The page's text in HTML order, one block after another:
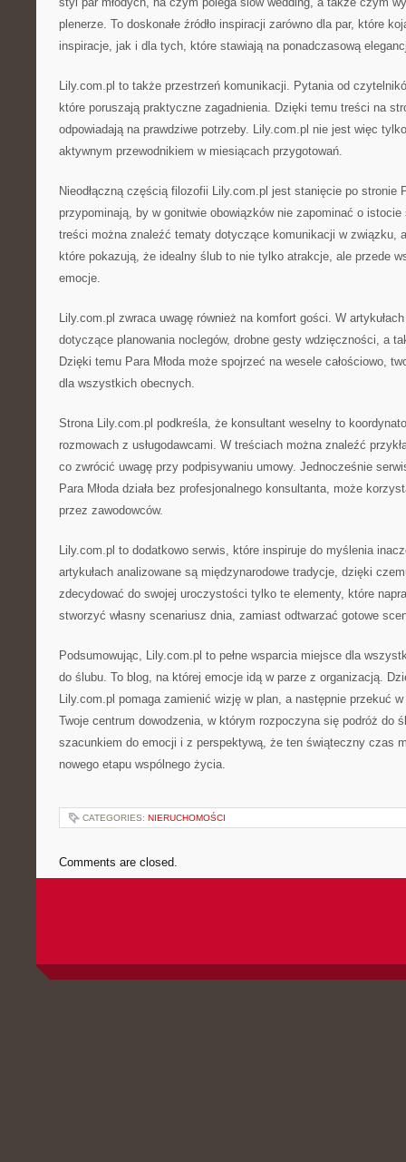
plenerze. To doskonałe źródło inspiracji zarówno dla par, które
inspiracje, jak i dla tych, które stawiają na ponadczasową
Lily.com.pl to także przestrzeń komunikacji. Pytania od
które poruszają praktyczne zagadnienia. Dzięki temu treści na
odpowiadają na prawdziwe potrzeby. Lily.com.pl nie jest więc
aktywnym przewodnikiem w miesiącach przygotowań.
Nieodłączną częścią filozofii Lily.com.pl jest stanięcie po stronie
przypominają, by w gonitwie obowiązków nie zapominać o
treści można znaleźć tematy dotyczące komunikacji w związku,
które pokazują, że idealny ślub to nie tylko atrakcje, ale przede
emocje.
Lily.com.pl zwraca uwagę również na komfort gości. W
dotyczące planowania noclegów, drobne gesty wdzięczności, a
Dzięki temu Para Młoda może spojrzeć na wesele całościowo,
dla wszystkich obecnych.
Strona Lily.com.pl podkreśla, że konsultant weselny to
rozmowach z usługodawcami. W treściach można znaleźć
co zwrócić uwagę przy podpisywaniu umowy. Jednocześnie
Para Młoda działa bez profesjonalnego konsultanta, może
przez zawodowców.
Lily.com.pl to dodatkowo serwis, które inspiruje do myślenia
artykułach analizowane są międzynarodowe tradycje, dzięki
zdecydować do swojej uroczystości tylko te elementy, które
stworzyć własny scenariusz dnia, zamiast odtwarzać gotowe
Podsumowując, Lily.com.pl to pełne wsparcia miejsce dla
do ślubu. To blog, na której emocje idą w parze z organizacją.
Lily.com.pl pomaga zamienić wizję w plan, a następnie przekuć
Twoje centrum dowodzenia, w którym rozpoczyna się podróż do
szacunkiem do emocji i z perspektywą, że ten świąteczny czas
nowego etapu wspólnego życia.
CATEGORIES: NIERUCHOMOŚCI
Comments are closed.